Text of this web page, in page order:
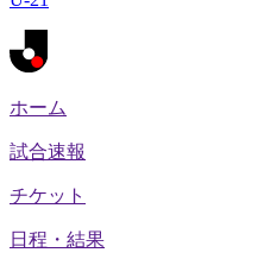
ホーム
試合速報
チケット
日程・結果